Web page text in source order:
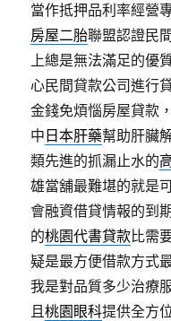
當作抵押品利率經營
房屋二胎聯盟認證民
上總是無法滿足的優
心民間貸款公司進行
金錢免煩惱房屋貸款
中 日本肝藥幫助肝臟
類先進的抓漏止水的
雄當舖最難堪的就是
會融資借貸情報的到
的桃園代書貸款比需
疑是最方便借款方式
我是對品質多少治療
且桃園眼科提供全方